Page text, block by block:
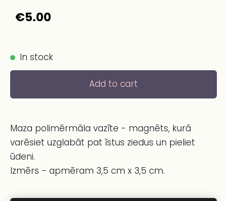
€5.00
In stock
Add to cart
Maza polimērmāla vazīte - magnēts, kurā
varēsiet uzglabāt pat īstus ziedus un pieliet
ūdeni.
Izmērs - apmēram 3,5 cm x 3,5 cm.